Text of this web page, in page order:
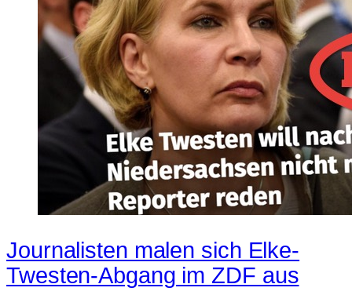
Journalisten malen sich Elke-
Twesten-Abgang im ZDF aus